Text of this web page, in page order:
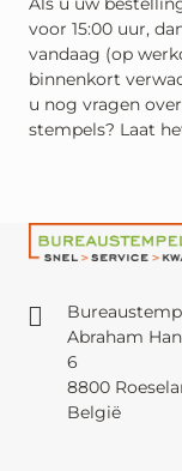
voor 15:00 uur,
vandaag (op
binnenkort
u nog vragen
stempels? Laat
Abraham
6
8800
België